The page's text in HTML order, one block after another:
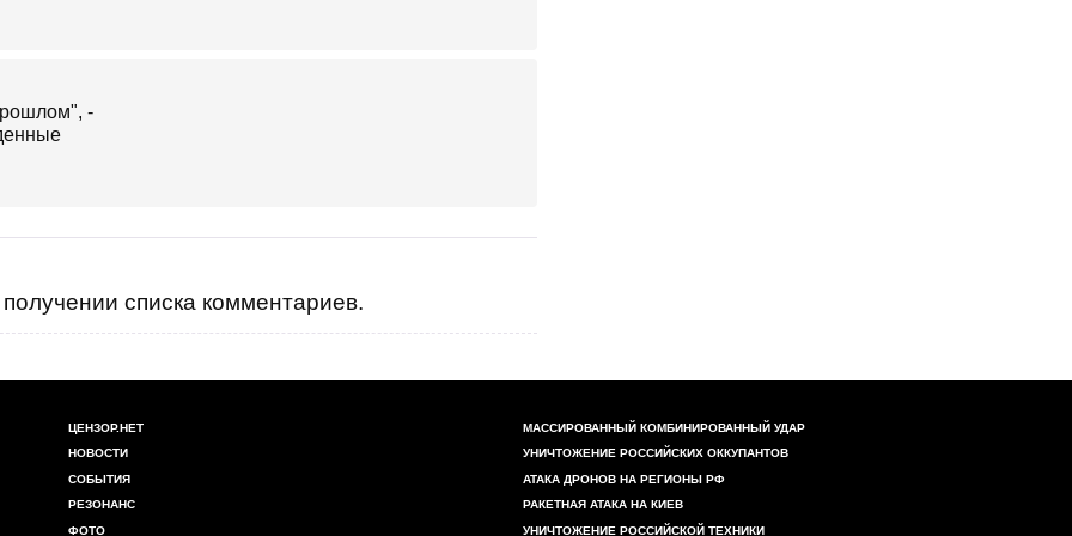
списка комментариев.
ЦЕНЗОР.НЕТ
НОВОСТИ
СОБЫТИЯ
РЕЗОНАНС
ФОТО
МАССИРОВАННЫЙ КОМБИНИРОВАННЫЙ УДАР
УНИЧТОЖЕНИЕ РОССИЙСКИХ ОККУПАНТОВ
АТАКА ДРОНОВ НА РЕГИОНЫ РФ
РАКЕТНАЯ АТАКА НА КИЕВ
УНИЧТОЖЕНИЕ РОССИЙСКОЙ ТЕХНИКИ